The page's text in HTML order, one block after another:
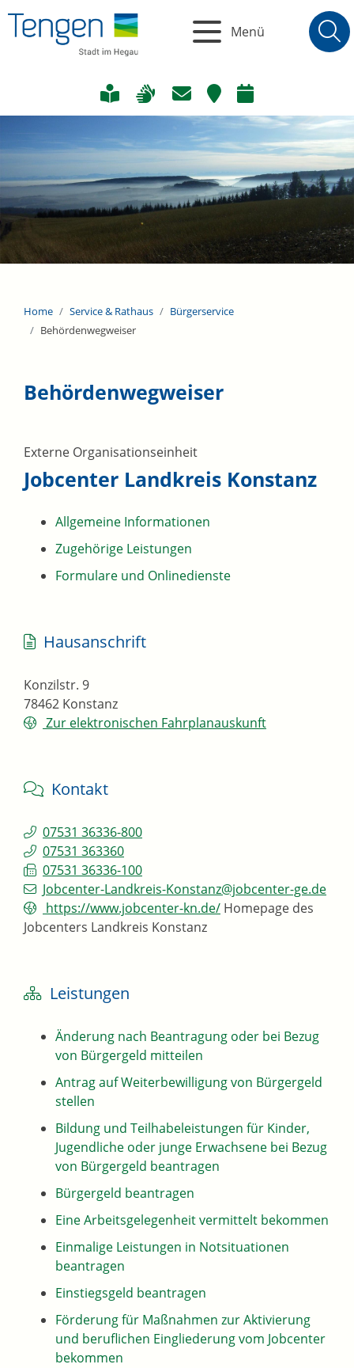
Menü
Home Service & Rathaus
Bürgerservice
Behördenwegweiser
Behördenwegweiser
Externe Organisationseinheit
Jobcenter Landkreis Konstanz
Allgemeine Informationen
Zugehörige Leistungen
Formulare und Onlinedienste
Hausanschrift
Konzilstr. 9
78462 Konstanz
Zur elektronischen Fahrplanauskunft
Kontakt
07531 36336-800
07531 363360
07531 36336-100
Jobcenter-Landkreis-Konstanz@jobcenter-ge.de
https://www.jobcenter-kn.de/ Homepage des
Jobcenters Landkreis Konstanz
Leistungen
Änderung nach Beantragung oder bei Bezug
von Bürgergeld mitteilen
Antrag auf Weiterbewilligung von Bürgergeld
stellen
Bildung und Teilhabeleistungen für Kinder,
Jugendliche oder junge Erwachsene bei Bezug
von Bürgergeld beantragen
Bürgergeld beantragen
Eine Arbeitsgelegenheit vermittelt bekommen
Einmalige Leistungen in Notsituationen
beantragen
Einstiegsgeld beantragen
Förderung für Maßnahmen zur Aktivierung
und beruflichen Eingliederung vom Jobcenter
bekommen